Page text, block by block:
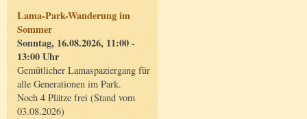
Lama-Park-Wanderung im
Sommer
Sonntag, 16.08.2026, 11:00 -
13:00 Uhr
Gemütlicher Lamaspaziergang für
alle Generationen im Park.
Noch 4 Plätze frei (Stand vom
03.08.2026)